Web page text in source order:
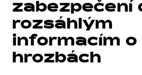
zabezpečení
rozsáhlým
informacím o
hrozbách